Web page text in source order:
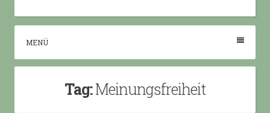
MENÜ
Tag:Meinungsfreiheit